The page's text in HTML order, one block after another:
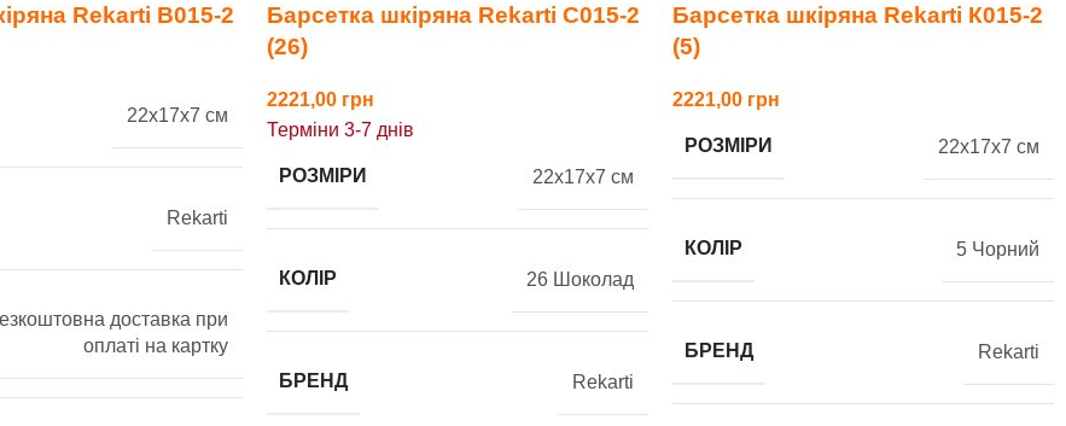
Rekarti В015-2
22x17x7 см
Rekarti
доставка при
оплаті на картку
Барсетка шкіряна Rekarti С015-2
(26)
2221,00
Терміни 3-7 днів
РОЗМІРИ 22x17x7 см
КОЛІР 26 Шоколад
БРЕНД Rekarti
Барсетка шкіряна Rekarti К015-2
(5)
2221,00
РОЗМІРИ 22x17x7 см
КОЛІР 5 Чорний
БРЕНД Rekarti